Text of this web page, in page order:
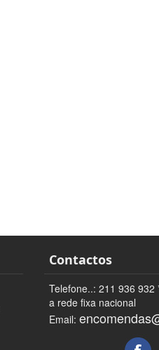
Contactos
Telefone..: 211 936 932
a rede fixa nacional
Email: